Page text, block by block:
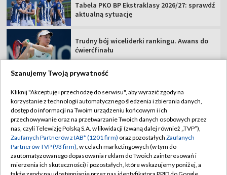
Tabela PKO BP Ekstraklasy 2026/27: sprawdź
aktualną sytuację
Trudny bój wiceliderki rankingu. Awans do
ćwierćfinału
TVP
Abonament TVP
Sklep TVP
Biuro Reklamy
Oferta Handlowa
Regulamin TVP
Polityka prywatności
Moje zgody
Biuro reklamy
Szanujemy Twoją prywatność
Kliknij "Akceptuję i przechodzę do serwisu", aby wyrazić zgody na
korzystanie z technologii automatycznego śledzenia i zbierania danych,
dostęp do informacji na Twoim urządzeniu końcowym i ich
przechowywanie oraz na przetwarzanie Twoich danych osobowych przez
nas, czyli Telewizję Polską S.A. w likwidacji (zwaną dalej również „TVP”),
Zaufanych Partnerów z IAB* (1201 firm) oraz pozostałych Zaufanych
Partnerów TVP (93 firm), w celach marketingowych (w tym do
zautomatyzowanego dopasowania reklam do Twoich zainteresowań i
mierzenia ich skuteczności) i pozostałych, które wskazujemy poniżej, a